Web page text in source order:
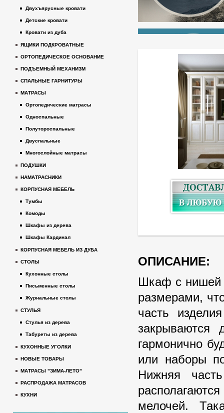
ОПИСАНИЕ:
Шкаф с нишей
размерами,
часть
закрываются
гармонично
или наборы
Нижняя
мелочей.
Двухъярусные кровати
Детские кровати
Кровати из дуба
ЯЩИКИ ПОДКРОВАТНЫЕ
ОРТОПЕДИЧЕСКОЕ ОСНОВАНИЕ
ПОДЪЕМНЫЙ МЕХАНИЗМ
СПАЛЬНЫЕ ГАРНИТУРЫ
МАТРАСЫ
Ортопедические матрасы
Односпальные
Полутороспальные
Двуспальные
Многослойные матрасы
ПОДУШКИ
НАМАТРАСНИКИ
КОРПУСНАЯ МЕБЕЛЬ
Тумбы
Комоды
Шкафы из дерева
Шкафы Кардинал
КОРПУСНАЯ МЕБЕЛЬ ИЗ ДУБА
СТОЛЫ
Кухонные столы
Письменные столы
Журнальные столы
СТУЛЬЯ
Стулья из дерева
Табуреты из дерева
КУХОННЫЕ УГОЛКИ
НОВЫЕ ТОВАРЫ
МАТРАСЫ "ЗИМА-ЛЕТО"
РАСПРОДАЖА МАТРАСОВ
КУХНИ